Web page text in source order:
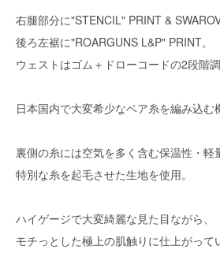
右腿部分に"STENCIL" PRINT &
後ろ左裾に"ROARGUNS L&P" PRINT。
ウェストはゴム＋ドローコードの2段階調
日本国内で大変希少なベア糸を編み込む
裏側の糸には空気を多く含む保温性・軽
特別な糸を起毛させた生地を使用。
ハイゲージで大変綺麗な見た目ながら、
モチっとした極上の肌触りに仕上がって